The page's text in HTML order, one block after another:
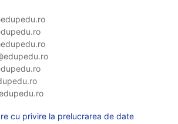
cu privire la prelucrarea de date